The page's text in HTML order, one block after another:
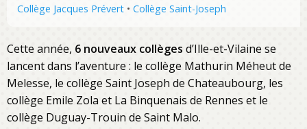
Collège Jacques Prévert • Collège Saint-Joseph
Cette année, 6 nouveaux collèges d’Ille-et-Vilaine se
lancent dans l’aventure : le collège Mathurin Méheut de
Melesse, le collège Saint Joseph de Chateaubourg, les
collège Emile Zola et La Binquenais de Rennes et le
collège Duguay-Trouin de Saint Malo.